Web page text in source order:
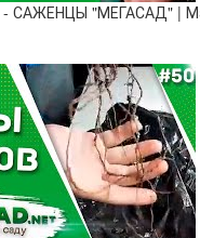
"МЕГАСАД" |